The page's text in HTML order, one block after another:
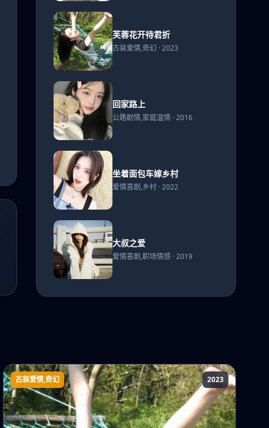
芙蓉
花开
待君
折
芙蓉花开待君折
古装爱情,奇幻 · 2023
回家
路上
回家路上
公路剧情,家庭温情 · 2016
坐着
面包
车嫁
乡村
坐着面包车嫁乡村
爱情喜剧,乡村 · 2022
大叔
之爱
大叔之爱
爱情喜剧,职场情感 · 2019
芙蓉花开待君折
古装爱情,奇幻 2023